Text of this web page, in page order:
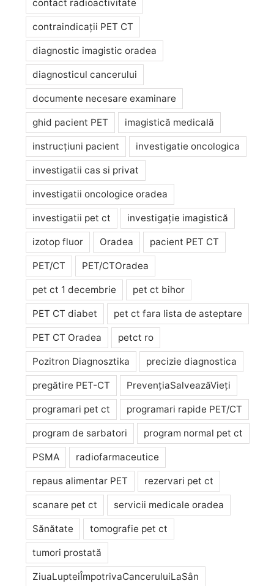
contact radioactivitate
contraindicații PET CT
diagnostic imagistic oradea
diagnosticul cancerului
documente necesare examinare
ghid pacient PET imagistică medicală
instrucțiuni pacient investigatie oncologica
investigatii cas si privat
investigatii oncologice oradea
investigatii pet ct investigație imagistică
izotop fluor Oradea pacient PET CT
PET/CT PET/CTOradea
pet ct 1 decembrie pet ct bihor
PET CT diabet pet ct fara lista de asteptare
PET CT Oradea petct ro
Pozitron Diagnosztika precizie diagnostica
pregătire PET-CT PrevențiaSalveazăVieți
programari pet ct programari rapide PET/CT
program de sarbatori program normal pet ct
PSMA radiofarmaceutice
repaus alimentar PET rezervari pet ct
scanare pet ct servicii medicale oradea
Sănătate tomografie pet ct
tumori prostată
ZiuaLupteiÎmpotrivaCanceruluiLaSân